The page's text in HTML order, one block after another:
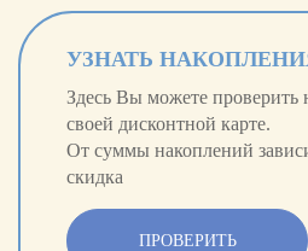
УЗНАТЬ
Здесь Вы можете проверить
своей дисконтной карте.
От суммы накоплений
скидка
ПРОВЕРИТЬ